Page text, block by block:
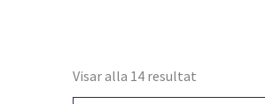
Visar alla 14 resultat